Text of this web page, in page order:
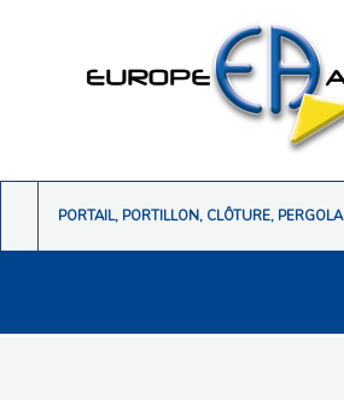
PORTAIL, PORTILLON, CLÔTURE, PERGOLA